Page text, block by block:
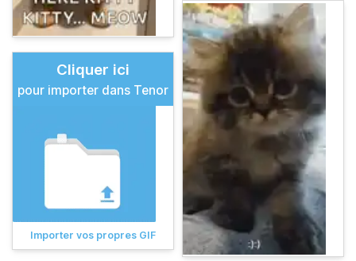
Cliquer ici
pour importer dans Tenor
Importer vos propres GIF